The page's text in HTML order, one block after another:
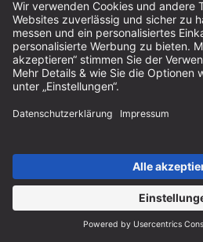
+49 (0) 8152 92898-81
info@sautershop.de
Telefonzeit Montag bis Freitag
08:30 - 12:30 Uhr & 14:00 - 16:30 Uhr
Store / Ladengeschäft
82211 Herrsching